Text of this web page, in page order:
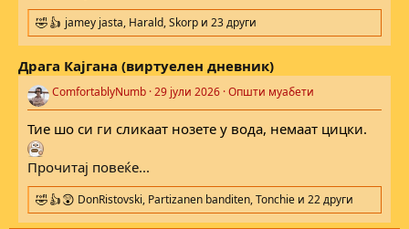
R
e
c
t
i
n
s
:
jamey jasta, Harald,Skorp и 23 други
Драга Кајгана (виртуелен дневник)
ComfortablyNumb 29 јули 2026 Општи муабети
Тие шо си ги сликаат нозете у вода, немаат цицки.
Прочитај повеќе...
R
e
DonRistovski, Partizanen banditen,Tonchie и 22 други